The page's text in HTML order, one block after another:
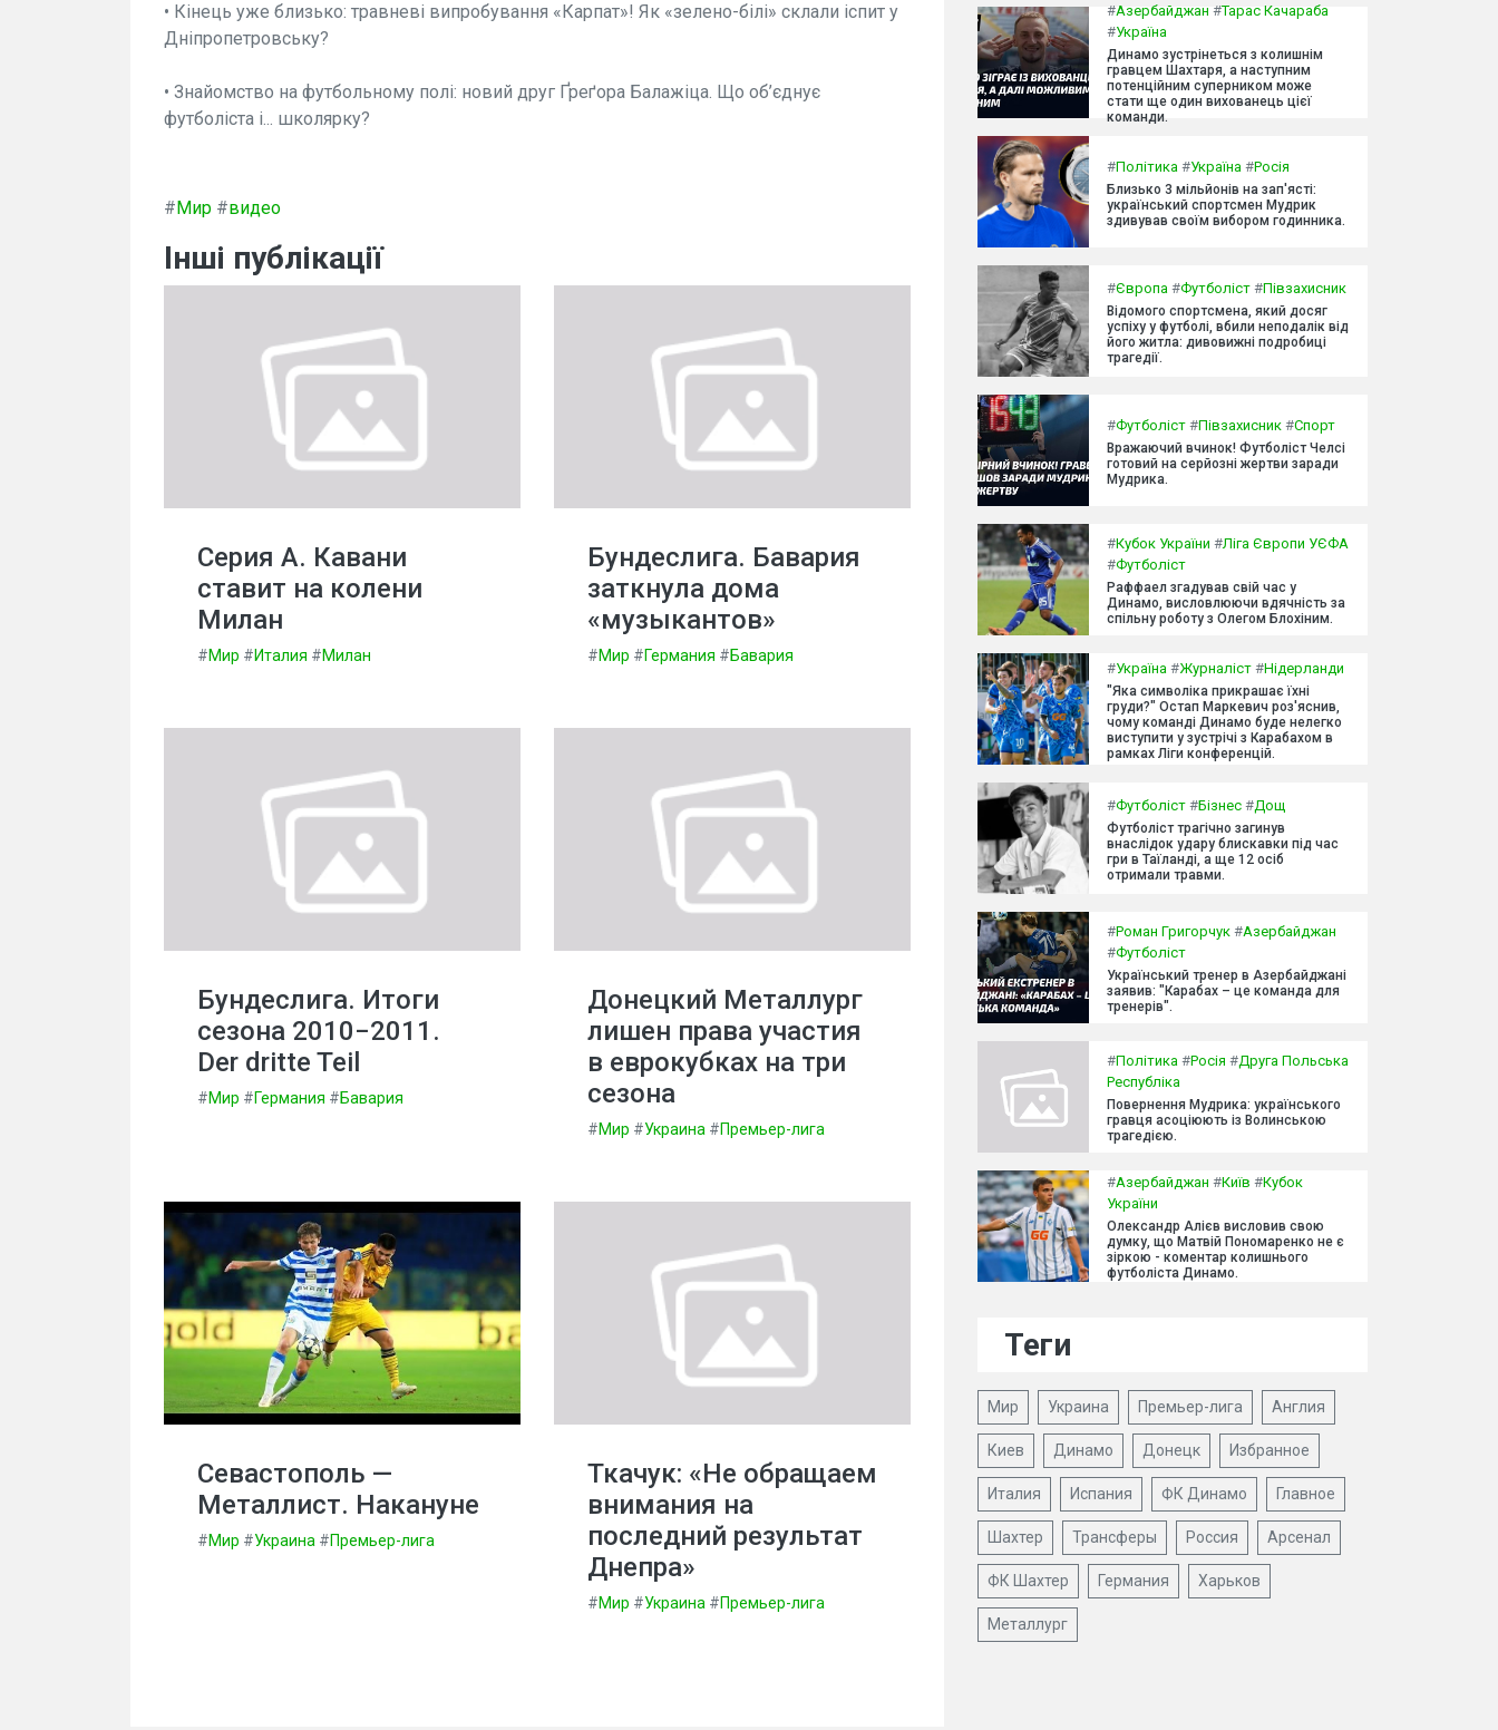
• Кінець уже близько: травневі випробування «Карпат»! Як «зелено-білі» склали іспит у
Дніпропетровську?
• Знайомство на футбольному полі: новий друг Ґреґора Балажіца. Що об’єднує
футболіста і... школярку?
#Мир #видео
Інші публікації
Серия А. Кавани
ставит на колени
Милан
#Мир #Италия #Милан
Бундеслига. Бавария
заткнула дома
«музыкантов»
#Мир #Германия #Бавария
Бундеслига. Итоги
сезона 2010−2011.
Der dritte Teil
#Мир #Германия #Бавария
Донецкий Металлург
лишен права участия
в еврокубках на три
сезона
#Мир #Украина #Премьер-лига
Севастополь —
Металлист. Накануне
#Мир #Украина #Премьер-лига
Ткачук: «Не обращаем
внимания на
последний результат
Днепра»
#Мир #Украина #Премьер-лига
#Азербайджан #Тарас Качараба
#Україна
Динамо зустрінеться з колишнім
гравцем Шахтаря, а наступним
потенційним суперником може
стати ще один вихованець цієї
команди.
#Політика #Україна #Росія
Близько 3 мільйонів на зап'ясті:
український спортсмен Мудрик
здивував своїм вибором годинника.
#Європа #Футболіст #Півзахисник
Відомого спортсмена, який досяг
успіху у футболі, вбили неподалік від
його житла: дивовижні подробиці
трагедії.
#Футболіст #Півзахисник #Спорт
Вражаючий вчинок! Футболіст Челсі
готовий на серйозні жертви заради
Мудрика.
#Кубок України #Ліга Європи УЄФА
#Футболіст
Раффаел згадував свій час у
Динамо, висловлюючи вдячність за
спільну роботу з Олегом Блохіним.
#Україна #Журналіст #Нідерланди
"Яка символіка прикрашає їхні
груди?" Остап Маркевич роз'яснив,
чому команді Динамо буде нелегко
виступити у зустрічі з Карабахом в
рамках Ліги конференцій.
#Футболіст #Бізнес #Дощ
Футболіст трагічно загинув
внаслідок удару блискавки під час
гри в Таїланді, а ще 12 осіб
отримали травми.
#Роман Григорчук #Азербайджан
#Футболіст
Український тренер в Азербайджані
заявив: "Карабах – це команда для
тренерів".
#Політика #Росія #Друга Польська
Республіка
Повернення Мудрика: українського
гравця асоціюють із Волинською
трагедією.
#Азербайджан #Київ #Кубок
України
Олександр Алієв висловив свою
думку, що Матвій Пономаренко не є
зіркою - коментар колишнього
футболіста Динамо.
Теги
Мир Украина Премьер-лига Англия
Киев Динамо Донецк Избранное
Италия Испания ФК Динамо Главное
Шахтер Трансферы Россия Арсенал
ФК Шахтер Германия Харьков
Металлург